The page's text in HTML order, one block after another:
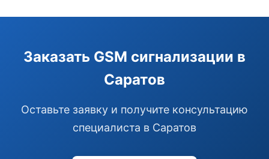
Заказать GSM сигнализации в
Саратов
Оставьте заявку и получите консультацию
специалиста в Саратов
модуль управления или готовый комплект.
Подобрать сигнализацию